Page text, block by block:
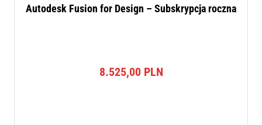
Autodesk Fusion for Design – Subskrypcja roczna
8.525,00 PLN